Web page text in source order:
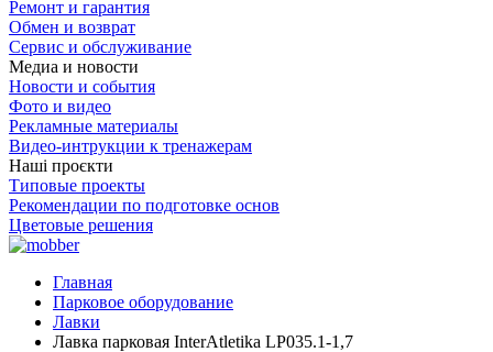
Ремонт и гарантия
Обмен и возврат
Сервис и обслуживание
Медиа и новости
Новости и события
Фото и видео
Рекламные материалы
Видео-интрукции к тренажерам
Наші проєкти
Типовые проекты
Рекомендации по подготовке основ
Цветовые решения
Главная
Парковое оборудование
Лавки
Лавка парковая InterAtletika LP035.1-1,7